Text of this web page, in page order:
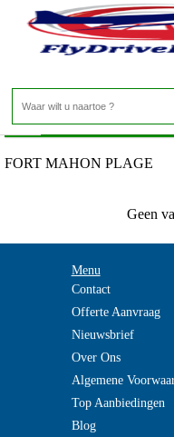
Frankrijk -
Home>
FORT MAHON PLAGE
Geen
Menu
Contact
Offerte Aanvraag
Nieuwsbrief
Over Ons
Algemene
Top Aanbiedingen
Blog